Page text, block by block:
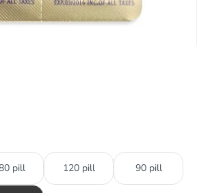
pill 120 pill 90 pill